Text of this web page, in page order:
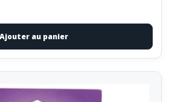
Ajouter au panier